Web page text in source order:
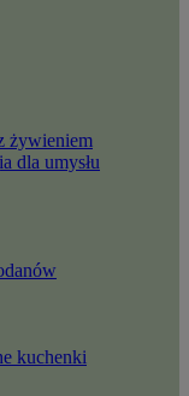
żywieniem
dla umysłu
kuchenki